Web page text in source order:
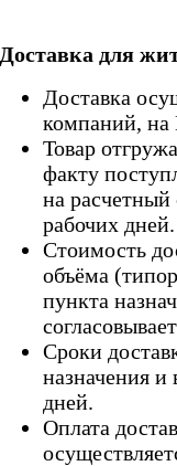
Доставка для
Доставка
компаний,
Товар
факту
на расчетный
рабочих дней.
Стоимость
объёма
пункта
Сроки
назначения и
дней.
Оплата